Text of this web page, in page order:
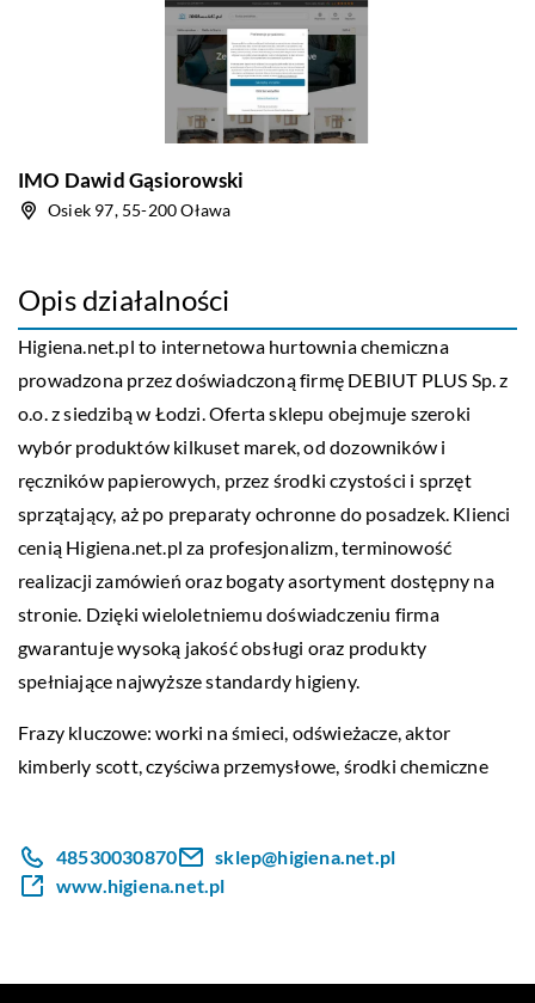
IMO Dawid Gąsiorowski
Osiek 97, 55-200 Oława
Opis działalności
Higiena.net.pl to internetowa hurtownia chemiczna
prowadzona przez doświadczoną firmę DEBIUT PLUS Sp. z
o.o. z siedzibą w Łodzi. Oferta sklepu obejmuje szeroki
wybór produktów kilkuset marek, od dozowników i
ręczników papierowych, przez środki czystości i sprzęt
sprzątający, aż po preparaty ochronne do posadzek. Klienci
cenią Higiena.net.pl za profesjonalizm, terminowość
realizacji zamówień oraz bogaty asortyment dostępny na
stronie. Dzięki wieloletniemu doświadczeniu firma
gwarantuje wysoką jakość obsługi oraz produkty
spełniające najwyższe standardy higieny.
Frazy kluczowe: worki na śmieci, odświeżacze,aktor
kimberly scott, czyściwa przemysłowe, środki chemiczne
48530030870
sklep@higiena.net.pl
www.higiena.net.pl